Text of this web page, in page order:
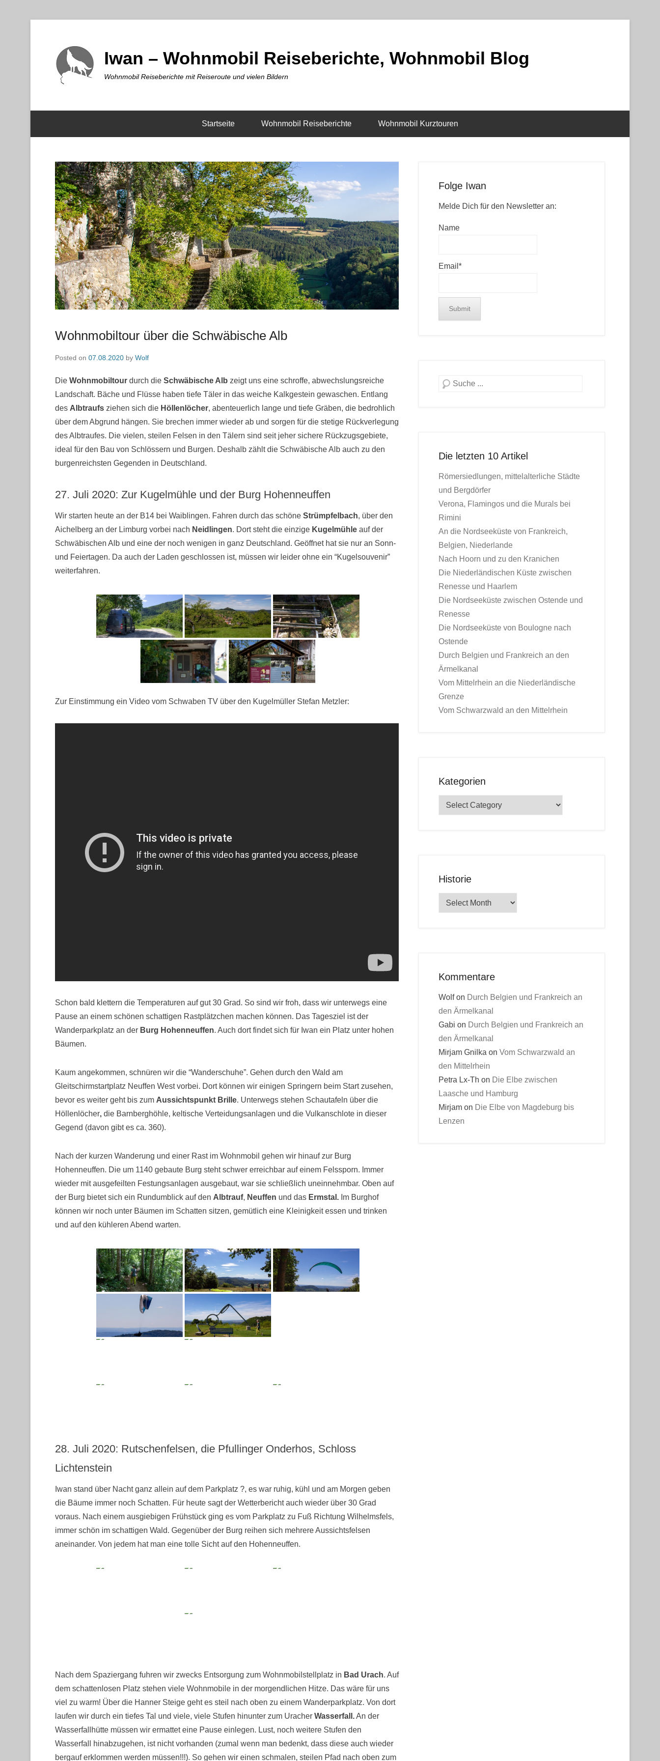
Iwan – Wohnmobil Reiseberichte, Wohnmobil Blog
Wohnmobil Reiseberichte mit Reiseroute und vielen Bildern
Startseite Wohnmobil Reiseberichte Wohnmobil Kurztouren
Wohnmobiltour über die Schwäbische Alb
Posted on 07.08.2020 by Wolf
Die Wohnmobiltour durch die Schwäbische Alb zeigt uns eine schroffe, abwechslungsreiche
Landschaft. Bäche und Flüsse haben tiefe Täler in das weiche Kalkgestein gewaschen. Entlang
des Albtraufs ziehen sich die Höllenlöcher, abenteuerlich lange und tiefe Gräben, die bedrohlich
über dem Abgrund hängen. Sie brechen immer wieder ab und sorgen für die stetige Rückverlegung
des Albtraufes. Die vielen, steilen Felsen in den Tälern sind seit jeher sichere Rückzugsgebiete,
ideal für den Bau von Schlössern und Burgen. Deshalb zählt die Schwäbische Alb auch zu den
burgenreichsten Gegenden in Deutschland.
27. Juli 2020: Zur Kugelmühle und der Burg Hohenneuffen
Wir starten heute an der B14 bei Waiblingen. Fahren durch das schöne Strümpfelbach, über den
Aichelberg an der Limburg vorbei nach Neidlingen. Dort steht die einzige Kugelmühle auf der
Schwäbischen Alb und eine der noch wenigen in ganz Deutschland. Geöffnet hat sie nur an Sonn-
und Feiertagen. Da auch der Laden geschlossen ist, müssen wir leider ohne ein “Kugelsouvenir”
weiterfahren.
Zur Einstimmung ein Video vom Schwaben TV über den Kugelmüller Stefan Metzler:
Schon bald klettern die Temperaturen auf gut 30 Grad. So sind wir froh, dass wir unterwegs eine
Pause an einem schönen schattigen Rastplätzchen machen können. Das Tagesziel ist der
Wanderparkplatz an der Burg Hohenneuffen. Auch dort findet sich für Iwan ein Platz unter hohen
Bäumen.
Kaum angekommen, schnüren wir die “Wanderschuhe”. Gehen durch den Wald am
Gleitschirmstartplatz Neuffen West vorbei. Dort können wir einigen Springern beim Start zusehen,
bevor es weiter geht bis zum Aussichtspunkt Brille. Unterwegs stehen Schautafeln über die
Höllenlöcher, die Barnberghöhle, keltische Verteidungsanlagen und die Vulkanschlote in dieser
Gegend (davon gibt es ca. 360).
Nach der kurzen Wanderung und einer Rast im Wohnmobil gehen wir hinauf zur Burg
Hohenneuffen. Die um 1140 gebaute Burg steht schwer erreichbar auf einem Felssporn. Immer
wieder mit ausgefeilten Festungsanlagen ausgebaut, war sie schließlich uneinnehmbar. Oben auf
der Burg bietet sich ein Rundumblick auf den Albtrauf, Neuffen und das Ermstal. Im Burghof
können wir noch unter Bäumen im Schatten sitzen, gemütlich eine Kleinigkeit essen und trinken
und auf den kühleren Abend warten.
28. Juli 2020: Rutschenfelsen, die Pfullinger Onderhos, Schloss
Lichtenstein
Iwan stand über Nacht ganz allein auf dem Parkplatz ?, es war ruhig, kühl und am Morgen geben
die Bäume immer noch Schatten. Für heute sagt der Wetterbericht auch wieder über 30 Grad
voraus. Nach einem ausgiebigen Frühstück ging es vom Parkplatz zu Fuß Richtung Wilhelmsfels,
immer schön im schattigen Wald. Gegenüber der Burg reihen sich mehrere Aussichtsfelsen
aneinander. Von jedem hat man eine tolle Sicht auf den Hohenneuffen.
Nach dem Spaziergang fuhren wir zwecks Entsorgung zum Wohnmobilstellplatz in Bad Urach. Auf
dem schattenlosen Platz stehen viele Wohnmobile in der morgendlichen Hitze. Das wäre für uns
viel zu warm! Über die Hanner Steige geht es steil nach oben zu einem Wanderparkplatz. Von dort
laufen wir durch ein tiefes Tal und viele, viele Stufen hinunter zum Uracher Wasserfall.An der
Wasserfallhütte müssen wir ermattet eine Pause einlegen. Lust, noch weitere Stufen den
Wasserfall hinabzugehen, ist nicht vorhanden (zumal wenn man bedenkt, dass diese auch wieder
bergauf erklommen werden müssen!!!). So gehen wir einen schmalen, steilen Pfad nach oben zum
Folge Iwan
Melde Dich für den Newsletter an:
Name
Email*
Search
Die letzten 10 Artikel
Römersiedlungen, mittelalterliche Städte
und Bergdörfer
Verona, Flamingos und die Murals bei
Rimini
An die Nordseeküste von Frankreich,
Belgien, Niederlande
Nach Hoorn und zu den Kranichen
Die Niederländischen Küste zwischen
Renesse und Haarlem
Die Nordseeküste zwischen Ostende und
Renesse
Die Nordseeküste von Boulogne nach
Ostende
Durch Belgien und Frankreich an den
Ärmelkanal
Vom Mittelrhein an die Niederländische
Grenze
Vom Schwarzwald an den Mittelrhein
Kategorien
Kategorien
Historie
Historie
Kommentare
Wolfon Durch Belgien und Frankreich an
den Ärmelkanal
Gabi on Durch Belgien und Frankreich an
den Ärmelkanal
Mirjam Gnilka on Vom Schwarzwald an
den Mittelrhein
Petra Lx-Th on Die Elbe zwischen
Laasche und Hamburg
Mirjam on Die Elbe von Magdeburg bis
Lenzen